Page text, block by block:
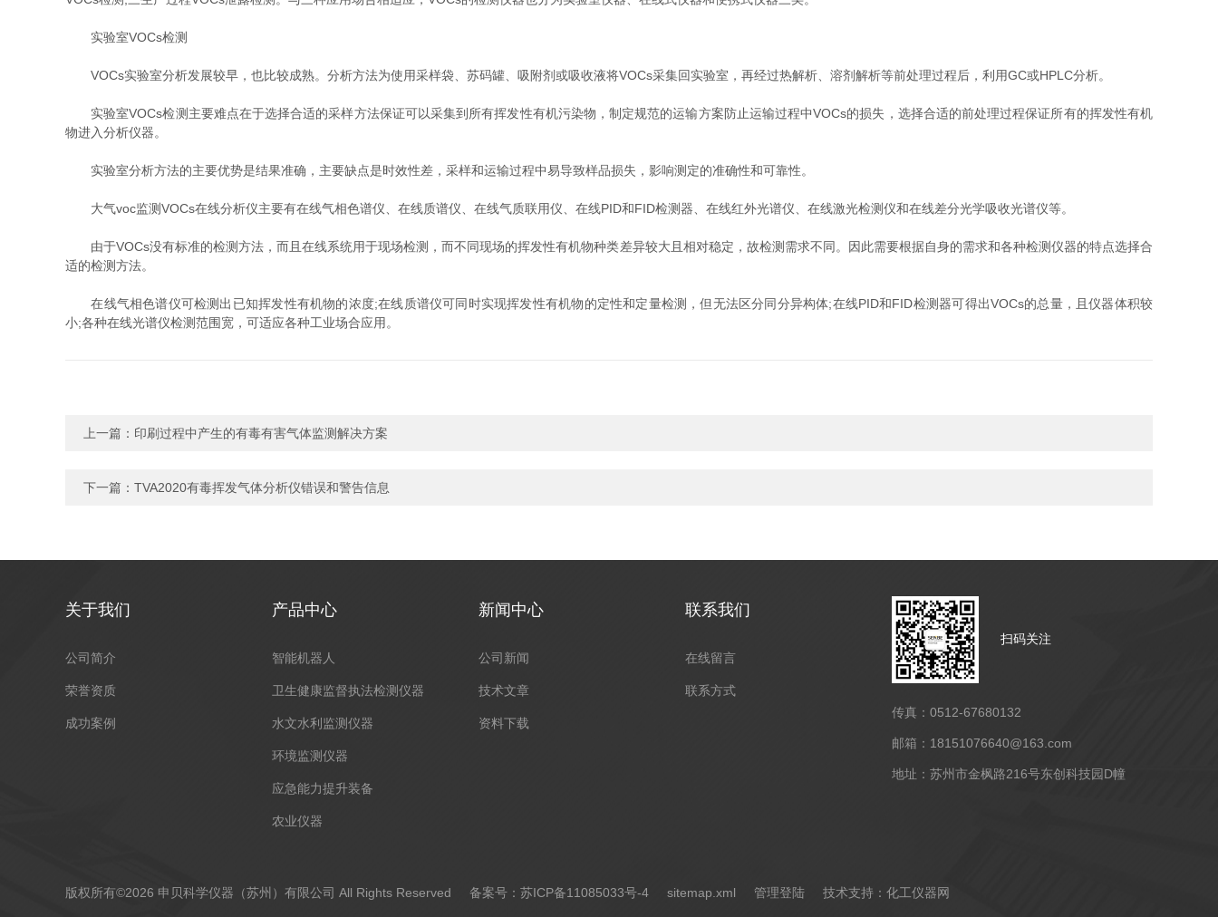
实验室VOCs检测
VOCs实验室分析发展较早，也比较成熟。分析方法为使用采样袋、苏码罐、吸附剂或吸收液将VOCs采集回实验室，再经过热解析、溶剂解析等前处理过程后，利用GC或HPLC分析。
实验室VOCs检测主要难点在于选择合适的采样方法保证可以采集到所有挥发性有机污染物，制定规范的运输方案防止运输过程中VOCs的损失，选择合适的前处理过程保证所有的挥发性有机
物进入分析仪器。
实验室分析方法的主要优势是结果准确，主要缺点是时效性差，采样和运输过程中易导致样品损失，影响测定的准确性和可靠性。
大气voc监测VOCs在线分析仪主要有在线气相色谱仪、在线质谱仪、在线气质联用仪、在线PID和FID检测器、在线红外光谱仪、在线激光检测仪和在线差分光学吸收光谱仪等。
由于VOCs没有标准的检测方法，而且在线系统用于现场检测，而不同现场的挥发性有机物种类差异较大且相对稳定，故检测需求不同。因此需要根据自身的需求和各种检测仪器的特点选择合
适的检测方法。
在线气相色谱仪可检测出已知挥发性有机物的浓度;在线质谱仪可同时实现挥发性有机物的定性和定量检测，但无法区分同分异构体;在线PID和FID检测器可得出VOCs的总量，且仪器体积较
小;各种在线光谱仪检测范围宽，可适应各种工业场合应用。
上一篇： 印刷过程中产生的有毒有害气体监测解决方案
下一篇： TVA2020有毒挥发气体分析仪错误和警告信息
关于我们
公司简介
荣誉资质
成功案例
产品中心
智能机器人
卫生健康监督执法检测仪器
水文水利监测仪器
环境监测仪器
应急能力提升装备
农业仪器
实验室分析仪器
新闻中心
公司新闻
技术文章
资料下载
联系我们
在线留言
联系方式
扫码关注
传真：0512-67680132
邮箱：18151076640@163.com
地址：苏州市金枫路216号东创科技园D幢
版权所有©2026 申贝科学仪器（苏州）有限公司 All Rights Reserved 备案号：苏ICP备11085033号-4 sitemap.xml 管理登陆 技术支持： 化工仪器网